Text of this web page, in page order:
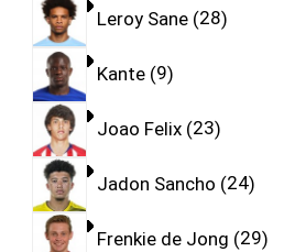
Leroy Sane 28
Kante 9
Joao Felix 23
Jadon Sancho 24
Frenkie de Jong 29